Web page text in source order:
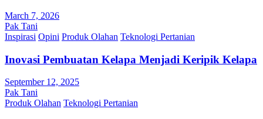
March 7, 2026
Pak Tani
Inspirasi Opini Produk Olahan Teknologi Pertanian
Inovasi Pembuatan Kelapa Menjadi Keripik Kelapa
September 12, 2025
Pak Tani
Produk Olahan Teknologi Pertanian